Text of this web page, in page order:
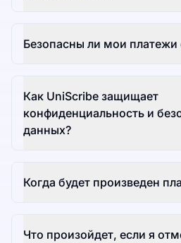
Безопасны ли мои платежи
Как UniScribe защищает
конфиденциальность и
данных?
Когда будет произведен
Что произойдет, если я